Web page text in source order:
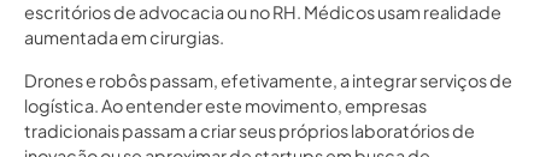
escritórios de advocacia ou no RH. Médicos usam realidade
aumentada em cirurgias.
Drones e robôs passam, efetivamente, a integrar serviços de
logística. Ao entender este movimento, empresas
tradicionais passam a criar seus próprios laboratórios de